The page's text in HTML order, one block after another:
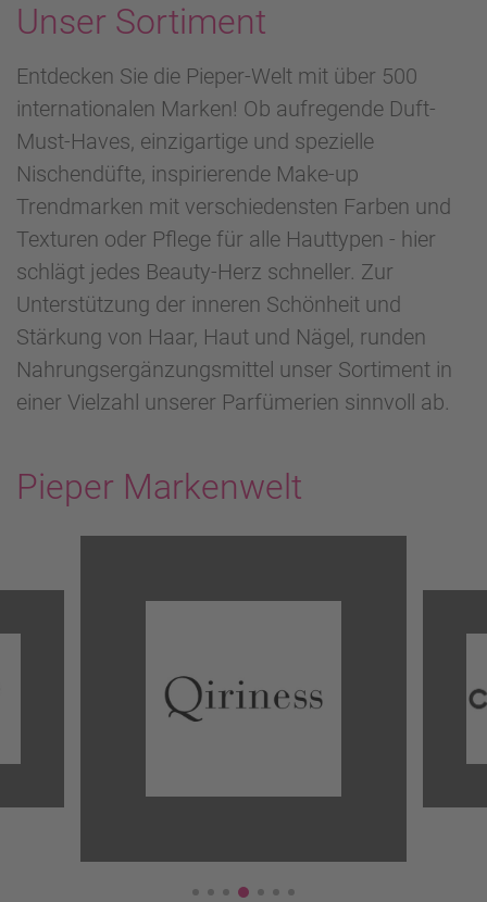
Unser Sortiment
Entdecken Sie die Pieper-Welt mit über 500
internationalen Marken! Ob aufregende Duft-
Must-Haves, einzigartige und spezielle
Nischendüfte, inspirierende Make-up
Trendmarken mit verschiedensten Farben und
Texturen oder Pflege für alle Hauttypen - hier
schlägt jedes Beauty-Herz schneller. Zur
Unterstützung der inneren Schönheit und
Stärkung von Haar, Haut und Nägel, runden
Nahrungsergänzungsmittel unser Sortiment in
einer Vielzahl unserer Parfümerien sinnvoll ab.
Pieper Markenwelt